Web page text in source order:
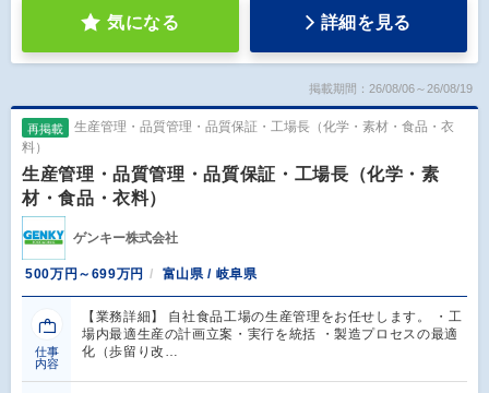
気になる 詳細を見る
掲載期間：26/08/06～26/08/19
再掲載
生産管理・品質管理・品質保証・工場長（化学・素材・食品・衣
料）
生産管理・品質管理・品質保証・工場長（化学・素
材・食品・衣料）
ゲンキー株式会社
500万円～699万円 富山県 / 岐阜県
仕事
内容
【業務詳細】 自社食品工場の生産管理をお任せします。 ・工
場内最適生産の計画立案・実行を統括 ・製造プロセスの最適
化（歩留り改…